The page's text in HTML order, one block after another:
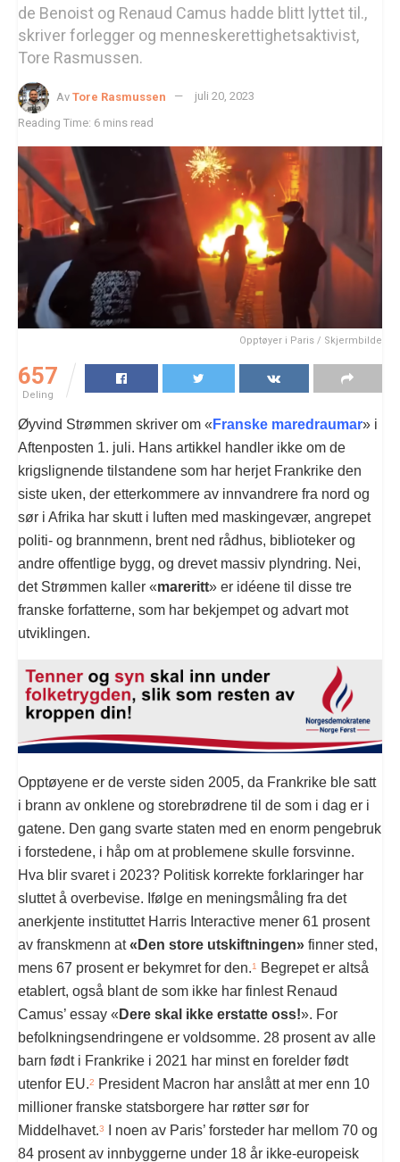
de Benoist og Renaud Camus hadde blitt lyttet til.,
skriver forlegger og menneskerettighetsaktivist,
Tore Rasmussen.
Av Tore Rasmussen
juli 20, 2023
Reading Time: 6 mins read
Opptøyer i Paris / Skjermbilde
657
Deling
Øyvind Strømmen skriver om « Franske maredraumar» i
Aftenposten 1. juli. Hans artikkel handler ikke om de
krigslignende tilstandene som har herjet Frankrike den
siste uken, der etterkommere av innvandrere fra nord og
sør i Afrika har skutt i luften med maskingevær, angrepet
politi- og brannmenn, brent ned rådhus, biblioteker og
andre offentlige bygg, og drevet massiv plyndring. Nei,
det Strømmen kaller «mareritt» er idéene til disse tre
franske forfatterne, som har bekjempet og advart mot
utviklingen.
Opptøyene er de verste siden 2005, da Frankrike ble satt
i brann av onklene og storebrødrene til de som i dag er i
gatene. Den gang svarte staten med en enorm pengebruk
i forstedene, i håp om at problemene skulle forsvinne.
Hva blir svaret i 2023? Politisk korrekte forklaringer har
sluttet å overbevise. Ifølge en meningsmåling fra det
anerkjente instituttet Harris Interactive mener 61 prosent
av franskmenn at«Den store utskiftningen» finner sted,
mens 67 prosent er bekymret for den.1
Begrepet er altså
etablert, også blant de som ikke har finlest Renaud
Camus’ essay « Dere skal ikke erstatte oss!». For
befolkningsendringene er voldsomme. 28 prosent av alle
barn født i Frankrike i 2021 har minst en forelder født
utenfor EU.2
President Macron har anslått at mer enn 10
millioner franske statsborgere har røtter sør for
Middelhavet.3
I noen av Paris’ forsteder har mellom 70 og
84 prosent av innbyggerne under 18 år ikke-europeisk